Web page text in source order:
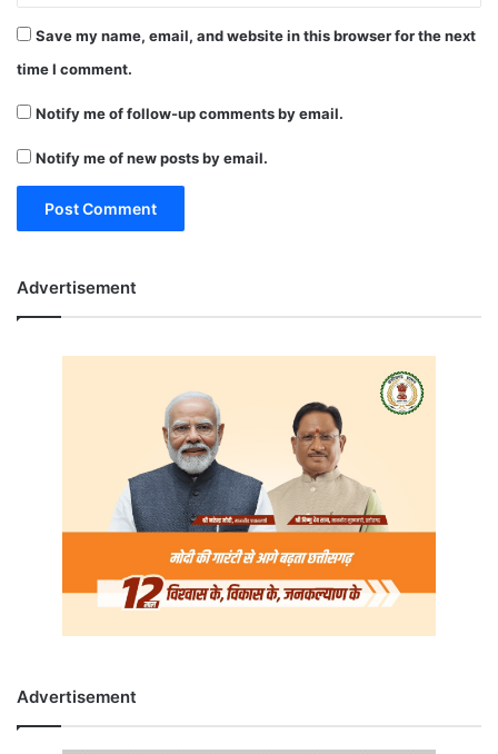
Save my name, email, and website in this browser for the next
time I comment.
Notify me of follow-up comments by email.
Notify me of new posts by email.
Advertisement
Advertisement